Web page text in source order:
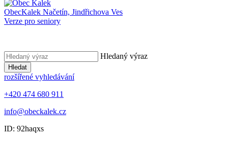
ObecKalek Načetín, Jindřichova Ves
Verze pro seniory
Hledaný výraz
Hledat
rozšířené vyhledávání
+420 474 680 911
info@obeckalek.cz
ID: 92haqxs